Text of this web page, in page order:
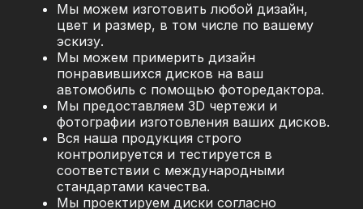
Мы можем изготовить любой дизайн,
цвет и размер, в том числе по вашему
эскизу.
Мы можем примерить дизайн
понравившихся дисков на ваш
автомобиль с помощью фоторедактора.
Мы предоставляем 3D чертежи и
фотографии изготовления ваших дисков.
Вся наша продукция строго
контролируется и тестируется в
соответствии с международными
стандартами качества.
Мы проектируем диски согласно